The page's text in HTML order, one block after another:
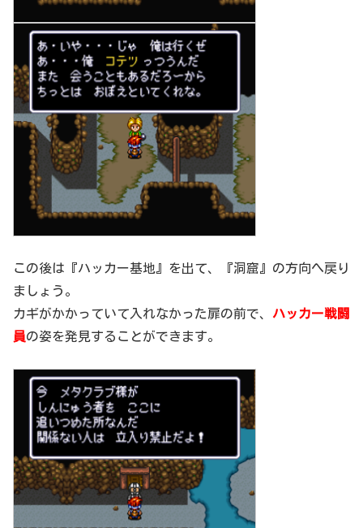
この後は『ハッカー基地』を出て、『洞窟』の方向へ戻り
ましょう。
カギがかかっていて入れなかった扉の前で、 ハッカー戦闘
員の姿を発見することができます。